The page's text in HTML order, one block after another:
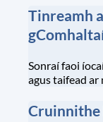
Tinreamh
Sonraí faoi
agus taifead
Cruinnithe